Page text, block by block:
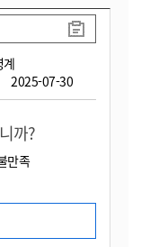
계
2025-07-30
까?
만족